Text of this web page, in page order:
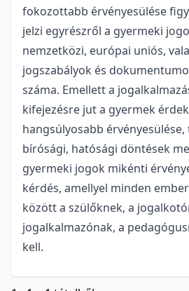
fokozottabb érvényesülése
jelzi egyrészről a gyermeki
nemzetközi, európai uniós,
jogszabályok és
száma. Emellett a
kifejezésre jut a gyermek
hangsúlyosabb
bírósági, hatósági döntések
gyermeki jogok mikénti
kérdés, amellyel minden
között a szülőknek, a
jogalkalmazónak, a
kell.